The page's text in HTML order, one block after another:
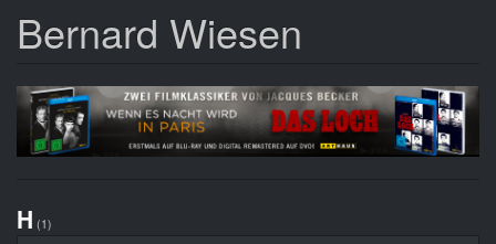
Direkt
zumBernard Wiesen
H (1)